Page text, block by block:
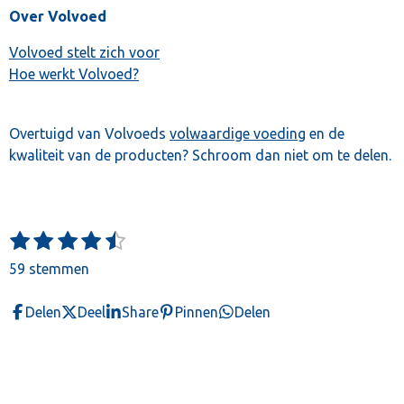
Over Volvoed
Volvoed stelt zich voor
Hoe werkt Volvoed?
Overtuigd van Volvoeds volwaardige voeding en de
kwaliteit van de producten? Schroom dan niet om te delen.
R
a
1
s
e
r
2
s
e
3
s
e
r
4
s
e
5
e
S
m
e
59 stemmen
Delen Deel Share Pinnen Delen